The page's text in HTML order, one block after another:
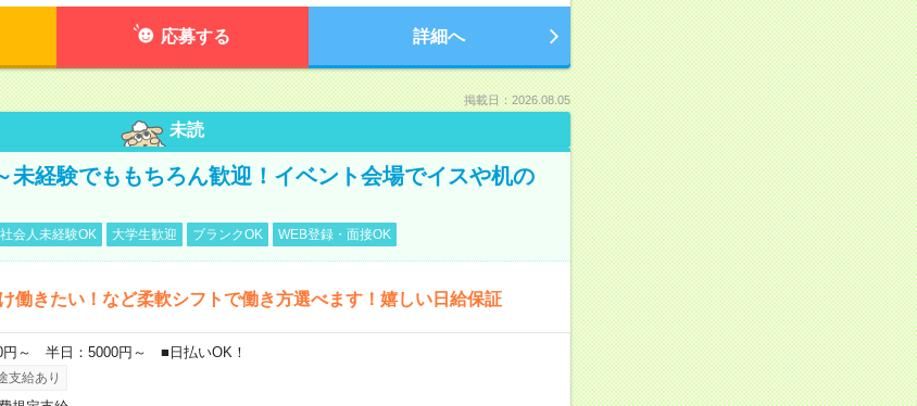
応募する 詳細へ
掲載日：2026.08.05
未読
未経験でももちろん歓迎！イベント会場でイスや机の
社会人未経験OK 大学生歓迎 ブランクOK WEB登録・面接OK
働きたい！など柔軟シフトで働き方選べます！嬉しい日給保証
円～ 半日：5000円～ ■日払いOK！
支給あり